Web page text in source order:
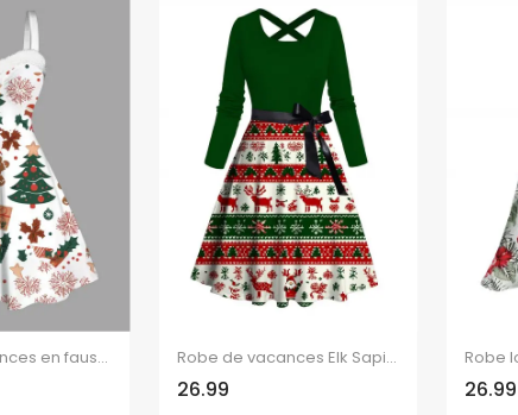
Robe de vacances en fausse fourrure avec imprimé sapin de Noël et bonhomme en pain d'épices Robe de vacances Elk Sapin de Noël Imprimé rayé Colorblock Robe croisée avec ceinture
26.99 26.99